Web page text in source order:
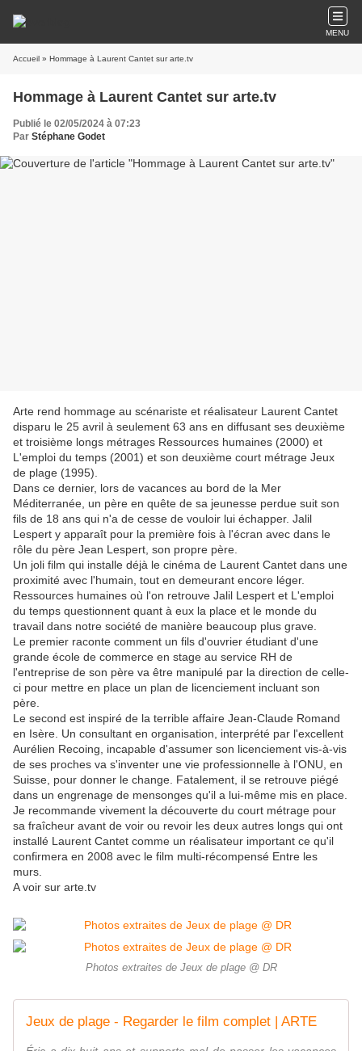
MENU
Accueil » Hommage à Laurent Cantet sur arte.tv
Hommage à Laurent Cantet sur arte.tv
Publié le 02/05/2024 à 07:23
Par Stéphane Godet
Arte rend hommage au scénariste et réalisateur Laurent Cantet
disparu le 25 avril à seulement 63 ans en diffusant ses deuxième
et troisième longs métrages Ressources humaines (2000) et
L'emploi du temps (2001) et son deuxième court métrage Jeux
de plage (1995).
Dans ce dernier, lors de vacances au bord de la Mer
Méditerranée, un père en quête de sa jeunesse perdue suit son
fils de 18 ans qui n'a de cesse de vouloir lui échapper. Jalil
Lespert y apparaît pour la première fois à l'écran avec dans le
rôle du père Jean Lespert, son propre père.
Un joli film qui installe déjà le cinéma de Laurent Cantet dans une
proximité avec l'humain, tout en demeurant encore léger.
Ressources humaines où l'on retrouve Jalil Lespert et L'emploi
du temps questionnent quant à eux la place et le monde du
travail dans notre société de manière beaucoup plus grave.
Le premier raconte comment un fils d'ouvrier étudiant d'une
grande école de commerce en stage au service RH de
l'entreprise de son père va être manipulé par la direction de celle-
ci pour mettre en place un plan de licenciement incluant son
père.
Le second est inspiré de la terrible affaire Jean-Claude Romand
en Isère. Un consultant en organisation, interprété par l'excellent
Aurélien Recoing, incapable d'assumer son licenciement vis-à-vis
de ses proches va s'inventer une vie professionnelle à l'ONU, en
Suisse, pour donner le change. Fatalement, il se retrouve piégé
dans un engrenage de mensonges qu'il a lui-même mis en place.
Je recommande vivement la découverte du court métrage pour
sa fraîcheur avant de voir ou revoir les deux autres longs qui ont
installé Laurent Cantet comme un réalisateur important ce qu'il
confirmera en 2008 avec le film multi-récompensé Entre les
murs.
A voir sur arte.tv
Photos extraites de Jeux de plage @ DR
Jeux de plage - Regarder le film complet | ARTE